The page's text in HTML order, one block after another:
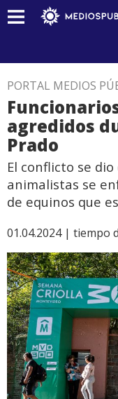
PORTAL MEDIOS
agredidos
Prado
El conflicto se
animalistas se
de equinos que
01.04.2024 | tiempo